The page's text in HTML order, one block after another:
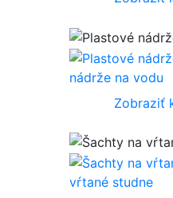
nádrže na vodu
Zobraziť
vŕtané studne